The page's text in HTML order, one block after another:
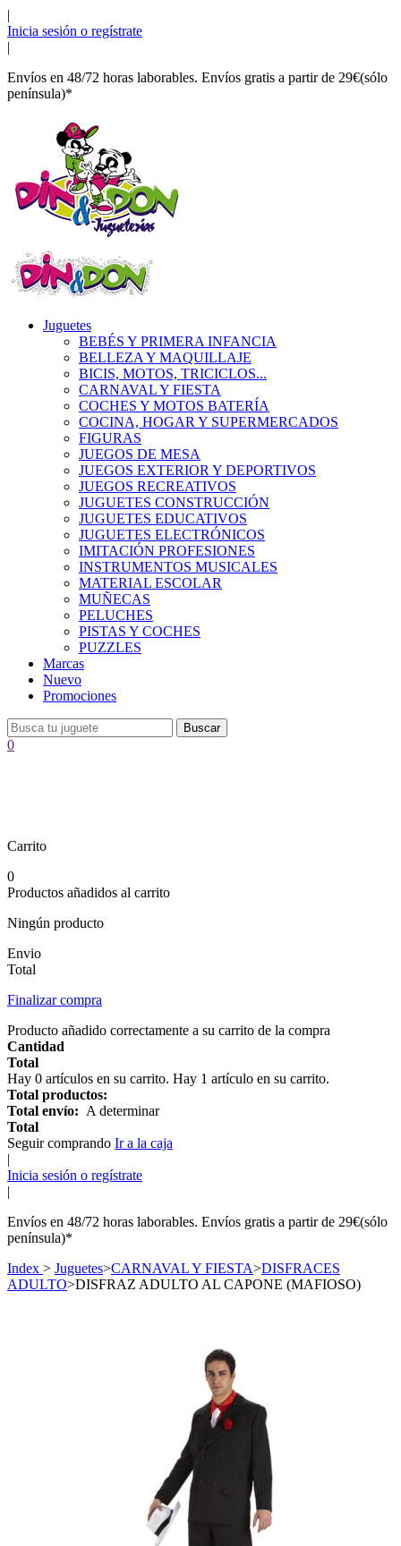
|
Inicia sesión o regístrate
|
Envíos en 48/72 horas laborables. Envíos gratis a partir de 29€(sólo
península)*
Juguetes
BEBÉS Y PRIMERA INFANCIA
BELLEZA Y MAQUILLAJE
BICIS, MOTOS, TRICICLOS...
CARNAVAL Y FIESTA
COCHES Y MOTOS BATERÍA
COCINA, HOGAR Y SUPERMERCADOS
FIGURAS
JUEGOS DE MESA
JUEGOS EXTERIOR Y DEPORTIVOS
JUEGOS RECREATIVOS
JUGUETES CONSTRUCCIÓN
JUGUETES EDUCATIVOS
JUGUETES ELECTRÓNICOS
IMITACIÓN PROFESIONES
INSTRUMENTOS MUSICALES
MATERIAL ESCOLAR
MUÑECAS
PELUCHES
PISTAS Y COCHES
PUZZLES
Marcas
Nuevo
Promociones
Buscar
0
Carrito
0
Productos añadidos al carrito
Ningún producto
Envio
Total
Finalizar compra
Producto añadido correctamente a su carrito de la compra
Cantidad
Total
Hay 0 artículos en su carrito. Hay 1 artículo en su carrito.
Total productos:
Total envío: A determinar
Total
Seguir comprando Ir a la caja
|
Inicia sesión o regístrate
|
Envíos en 48/72 horas laborables. Envíos gratis a partir de 29€(sólo
península)*
Index > Juguetes>CARNAVAL Y FIESTA>DISFRACES
ADULTO>DISFRAZ ADULTO AL CAPONE (MAFIOSO)